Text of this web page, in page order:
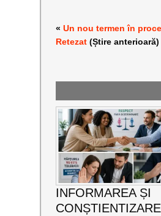
«Un nou termen în
Retezat (Știre anterioară)
INFORMAREA ȘI